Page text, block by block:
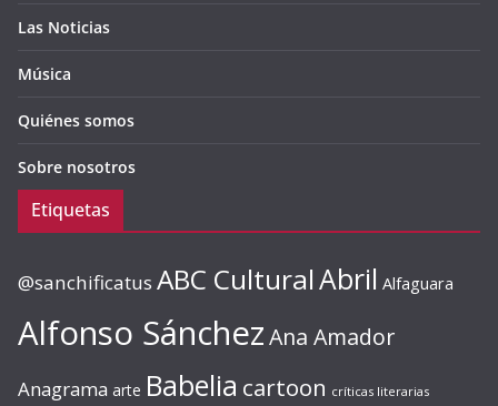
Las Noticias
Música
Quiénes somos
Sobre nosotros
Etiquetas
@sanchificatus ABC CulturalAbril Alfaguara
Alfonso SánchezAna Amador
Anagrama arte Babelia cartoon críticas literarias